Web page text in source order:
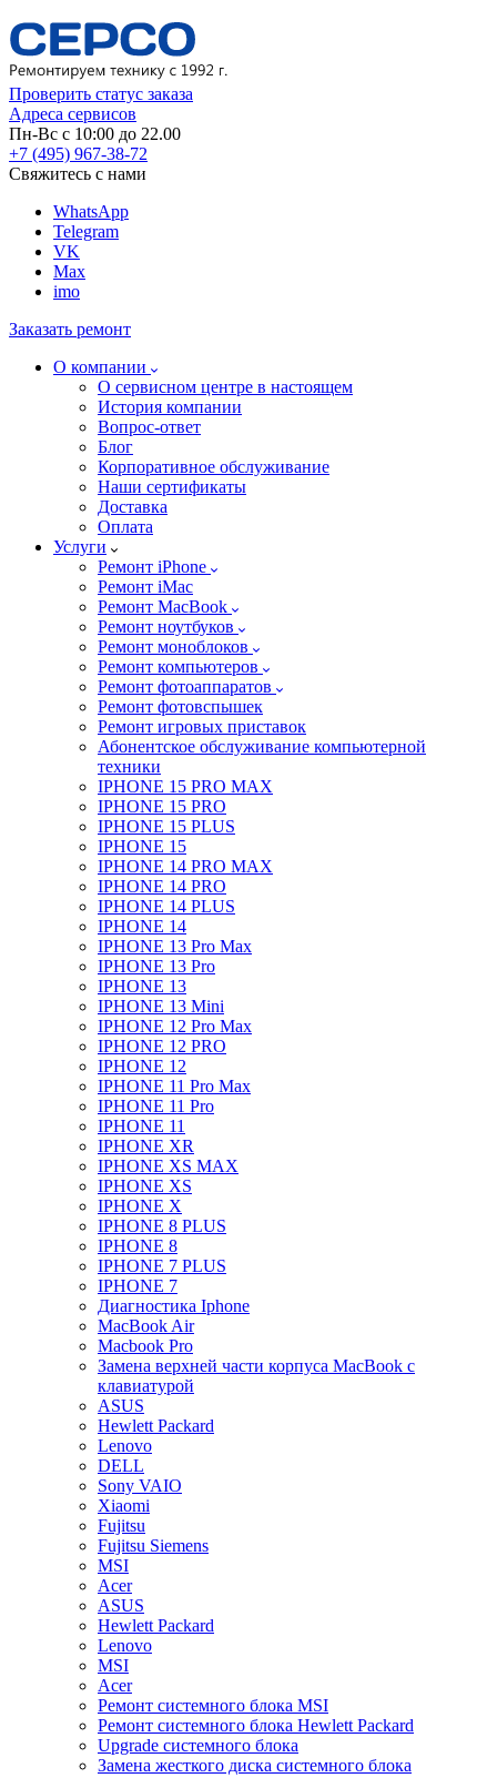
Проверить статус заказа
Адреса сервисов
Пн-Вс с 10:00 до 22.00
+7 (495) 967-38-72
Свяжитесь с нами
WhatsApp
Telegram
VK
Max
imo
Заказать ремонт
О компании
О сервисном центре в настоящем
История компании
Вопрос-ответ
Блог
Корпоративное обслуживание
Наши сертификаты
Доставка
Оплата
Услуги
Ремонт iPhone
Ремонт iMac
Ремонт MacBook
Ремонт ноутбуков
Ремонт моноблоков
Ремонт компьютеров
Ремонт фотоаппаратов
Ремонт фотовспышек
Ремонт игровых приставок
Абонентское обслуживание компьютерной
техники
IPHONE 15 PRO MAX
IPHONE 15 PRO
IPHONE 15 PLUS
IPHONE 15
IPHONE 14 PRO MAX
IPHONE 14 PRO
IPHONE 14 PLUS
IPHONE 14
IPHONE 13 Pro Max
IPHONE 13 Pro
IPHONE 13
IPHONE 13 Mini
IPHONE 12 Pro Max
IPHONE 12 PRO
IPHONE 12
IPHONE 11 Pro Max
IPHONE 11 Pro
IPHONE 11
IPHONE XR
IPHONE XS MAX
IPHONE XS
IPHONE X
IPHONE 8 PLUS
IPHONE 8
IPHONE 7 PLUS
IPHONE 7
Диагностика Iphone
MacBook Air
Macbook Pro
Замена верхней части корпуса MacBook с
клавиатурой
ASUS
Hewlett Packard
Lenovo
DELL
Sony VAIO
Xiaomi
Fujitsu
Fujitsu Siemens
MSI
Acer
ASUS
Hewlett Packard
Lenovo
MSI
Acer
Ремонт системного блока MSI
Ремонт системного блока Hewlett Packard
Upgrade системного блока
Замена жесткого диска системного блока